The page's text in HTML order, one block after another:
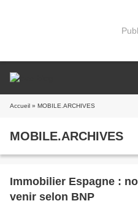
Accueil » MOBILE.ARCHIVES
MOBILE.ARCHIVES
Immobilier Espagne :
venir selon BNP